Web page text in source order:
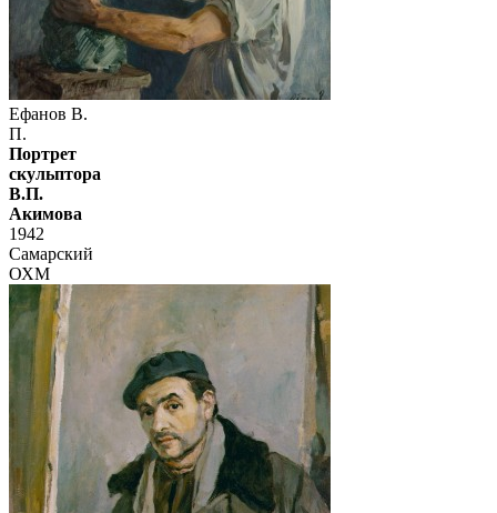
Ефанов В.
П.
Портрет
скульптора
В.П.
Акимова
1942
Самарский
ОХМ